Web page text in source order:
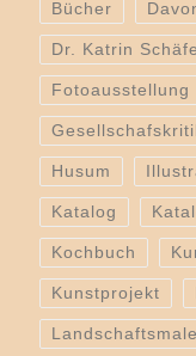
Bücher
Dr. Katrin
Fotoausstellung
Husum
Katalog
Kochbuch
Kunstprojekt